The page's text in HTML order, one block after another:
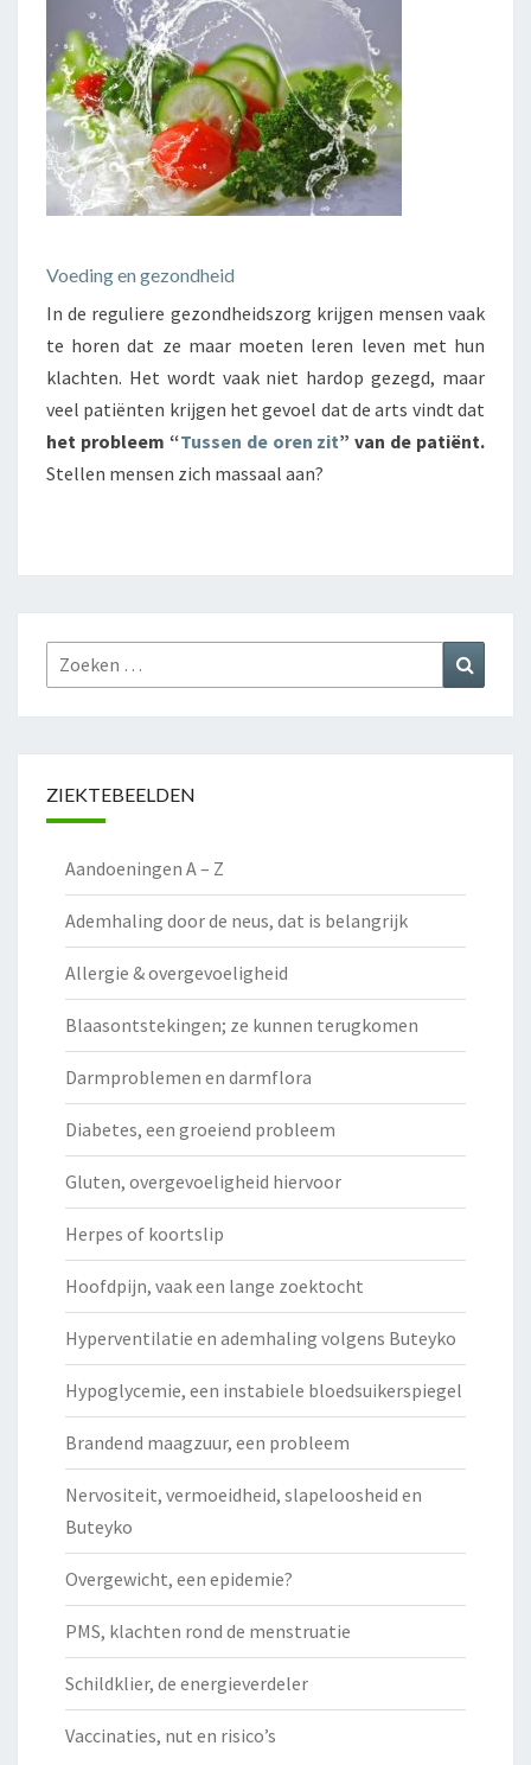
Voeding en gezondheid
In de reguliere gezondheidszorg krijgen mensen vaak
te horen dat ze maar moeten leren leven met hun
klachten. Het wordt vaak niet hardop gezegd, maar
veel patiënten krijgen het gevoel dat de arts vindt dat
het probleem “Tussen de oren zit” van de patiënt.
Stellen mensen zich massaal aan?
Zoeken
naar:
ZIEKTEBEELDEN
Aandoeningen A – Z
Ademhaling door de neus, dat is belangrijk
Allergie & overgevoeligheid
Blaasontstekingen; ze kunnen terugkomen
Darmproblemen en darmflora
Diabetes, een groeiend probleem
Gluten, overgevoeligheid hiervoor
Herpes of koortslip
Hoofdpijn, vaak een lange zoektocht
Hyperventilatie en ademhaling volgens Buteyko
Hypoglycemie, een instabiele bloedsuikerspiegel
Brandend maagzuur, een probleem
Nervositeit, vermoeidheid, slapeloosheid en
Buteyko
Overgewicht, een epidemie?
PMS, klachten rond de menstruatie
Schildklier, de energieverdeler
Vaccinaties, nut en risico’s